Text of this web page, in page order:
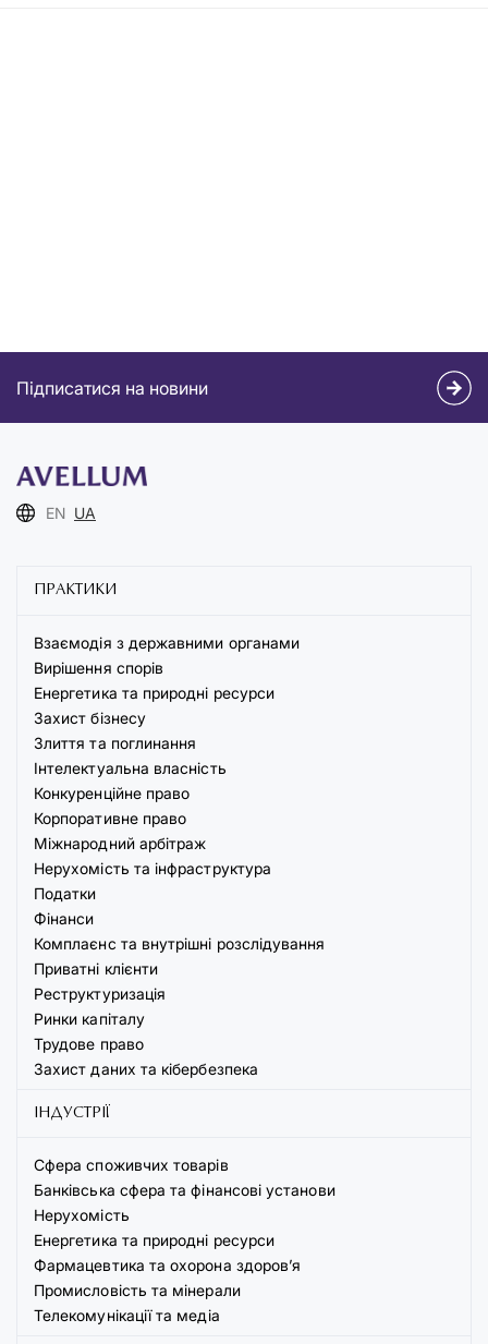
Підписатися на новини
EN UA
ПРАКТИКИ
Взаємодія з державними органами
Вирішення спорів
Енергетика та природні ресурси
Захист бізнесу
Злиття та поглинання
Інтелектуальна власність
Конкуренційне право
Корпоративне право
Міжнародний арбітраж
Нерухомість та інфраструктура
Податки
Фінанси
Комплаєнс та внутрішні розслідування
Приватні клієнти
Реструктуризація
Ринки капіталу
Трудове право
Захист даних та кібербезпека
ІНДУСТРІЇ
Сфера споживчих товарів
Банківська сфера та фінансові установи
Нерухомість
Енергетика та природні ресурси
Фармацевтика та охорона здоров’я
Промисловість та мінерали
Телекомунікації та медіа